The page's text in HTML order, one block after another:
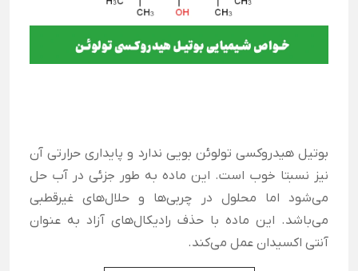
بوتیل هیدروکسی تولوئن بویی ندارد و پایداری حرارتی آن
نیز نسبتا خوب است. این ماده به طور جزئی در آب حل
می‌شود اما محلول در چربی‌ها و حلال‌های غیر‌قطبی
می‌باشد. این ماده با حذف رادیکال‌های آزاد به عنوان
آنتی اکسیدان عمل می‌کند.